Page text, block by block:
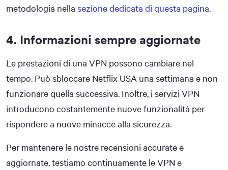
metodologia nella sezione dedicata di questa pagina.
4. Informazioni sempre aggiornate
Le prestazioni di una VPN possono cambiare nel
tempo. Può sbloccare Netflix USA una settimana e non
funzionare quella successiva. Inoltre, i servizi VPN
introducono costantemente nuove funzionalità per
rispondere a nuove minacce alla sicurezza.
Per mantenere le nostre recensioni accurate e
aggiornate, testiamo continuamente le VPN e